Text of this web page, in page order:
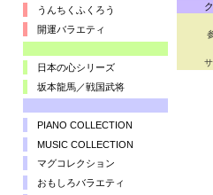
うんちくふくろう
開運バラエティ
日本の心シリーズ
坂本龍馬／戦国武将
PIANO COLLECTION
MUSIC COLLECTION
マグコレクション
おもしろバラエティ